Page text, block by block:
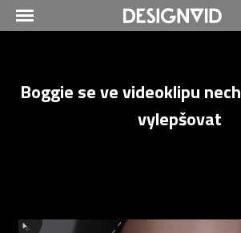
Boggie se ve videoklipu
vylepšovat